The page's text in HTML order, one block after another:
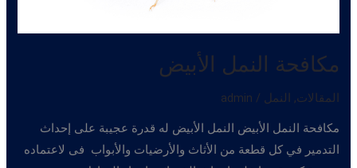
مكافحة النمل الأبيض
المقالات, النمل /
admin
مكافحة النمل الأبيض النمل الأبيض له قدرة عجيبة على إحداث
التدمير في كل قطعة من الأثاث والأرضيات والأبواب فى لاعتماده